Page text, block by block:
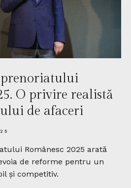
O privire realistă
de afaceri
Românesc 2025 arată
de reforme pentru un
și competitiv.